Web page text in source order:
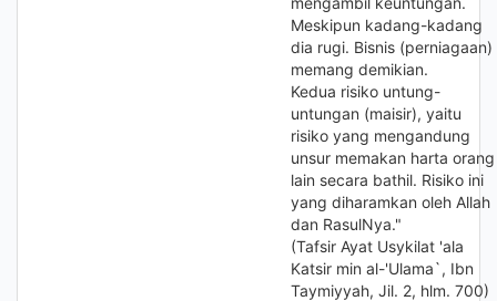
Meskipun kadang-kadang
dia rugi. Bisnis (perniagaan)
memang demikian.
Kedua risiko untung-
untungan (maisir), yaitu
risiko yang mengandung
unsur memakan harta orang
lain secara bathil. Risiko ini
yang diharamkan oleh Allah
dan RasulNya."
(Tafsir Ayat Usykilat 'ala
Katsir min al-'Ulama`, Ibn
Taymiyyah, Jil. 2, hlm. 700)